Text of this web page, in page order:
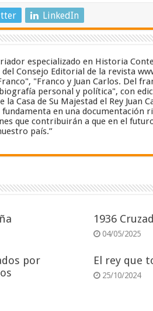
LinkedIn
especializado en Historia
Consejo Editorial de la revista
"Franco y Juan Carlos. Del
personal y política", con
la Casa de Su Majestad el Rey
en una documentación
que contribuirán a que en el
país.”
1936
04/05/2025
por
El rey que
25/10/2024